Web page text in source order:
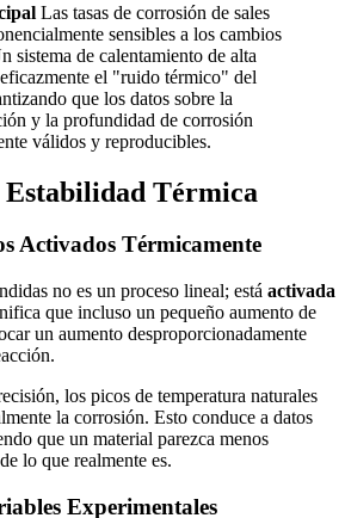
Las tasas de corrosión de sales
sensibles a los cambios
sistema de calentamiento de alta
el "ruido térmico" del
que los datos sobre la
y la profundidad de corrosión
válidos y reproducibles.
Térmica
Activados Térmicamente
no es un proceso lineal; está activada
que incluso un pequeño aumento de
un aumento desproporcionadamente
los picos de temperatura naturales
la corrosión. Esto conduce a datos
que un material parezca menos
lo que realmente es.
Experimentales